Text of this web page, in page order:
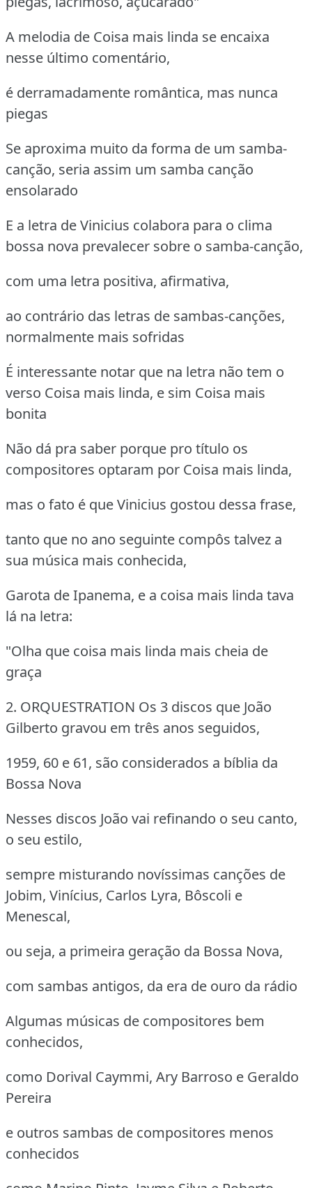
A melodia de Coisa mais linda se encaixa
nesse último comentário,
é derramadamente romântica, mas nunca
piegas
Se aproxima muito da forma de um samba-
canção, seria assim um samba canção
ensolarado
E a letra de Vinicius colabora para o clima
bossa nova prevalecer sobre o samba-canção,
com uma letra positiva, afirmativa,
ao contrário das letras de sambas-canções,
normalmente mais sofridas
É interessante notar que na letra não tem o
verso Coisa mais linda, e sim Coisa mais
bonita
Não dá pra saber porque pro título os
compositores optaram por Coisa mais linda,
mas o fato é que Vinicius gostou dessa frase,
tanto que no ano seguinte compôs talvez a
sua música mais conhecida,
Garota de Ipanema, e a coisa mais linda tava
lá na letra:
"Olha que coisa mais linda mais cheia de
graça
2. ORQUESTRATION Os 3 discos que João
Gilberto gravou em três anos seguidos,
1959, 60 e 61, são considerados a bíblia da
Bossa Nova
Nesses discos João vai refinando o seu canto,
o seu estilo,
sempre misturando novíssimas canções de
Jobim, Vinícius, Carlos Lyra, Bôscoli e
Menescal,
ou seja, a primeira geração da Bossa Nova,
com sambas antigos, da era de ouro da rádio
Algumas músicas de compositores bem
conhecidos,
como Dorival Caymmi, Ary Barroso e Geraldo
Pereira
e outros sambas de compositores menos
conhecidos